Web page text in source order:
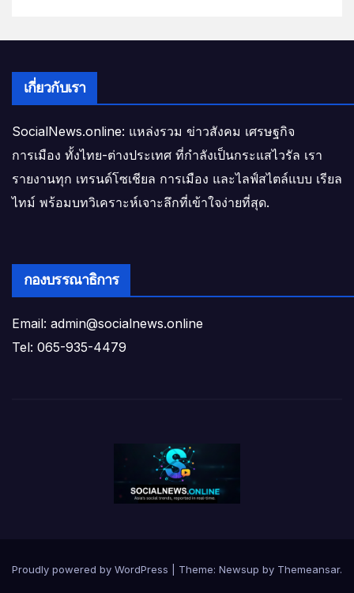
เกี่ยวกับเรา
SocialNews.online: แหล่งรวม ข่าวสังคม เศรษฐกิจ
การเมือง ทั้งไทย-ต่างประเทศ ที่กำลังเป็นกระแสไวรัล เรา
รายงานทุก เทรนด์โซเชียล การเมือง และไลฟ์สไตล์แบบ เรียล
ไทม์ พร้อมบทวิเคราะห์เจาะลึกที่เข้าใจง่ายที่สุด.
กองบรรณาธิการ
Email: admin@socialnews.online
Tel: 065-935-4479
Proudly powered by WordPress Theme: Newsup by Themeansar.